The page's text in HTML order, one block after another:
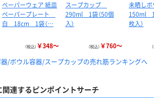
ペーパーウェア 紙皿
ペーパープレート
白 18cm 1袋（…
（税込） ￥348～
スープカップ
290ml 1袋（50個
入）
（税込） ￥760～
未晒し
150ml 1
枚入）
/ボウル容器/スープカップの売れ筋ランキングへ
関連するピンポイントサーチ